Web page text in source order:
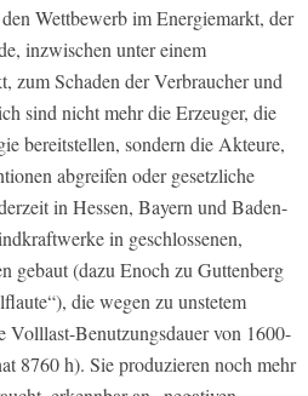
Wettbewerb im Energiemarkt, der
inzwischen unter einem
zum Schaden der Verbraucher und
sind nicht mehr die Erzeuger, die
bereitstellen, sondern die Akteure,
abgreifen oder gesetzliche
in Hessen, Bayern und Baden-
in geschlossenen,
gebaut (dazu Enoch zu Guttenberg
die wegen zu unstetem
Benutzungsdauer von 1600-
8760 h). Sie produzieren noch mehr